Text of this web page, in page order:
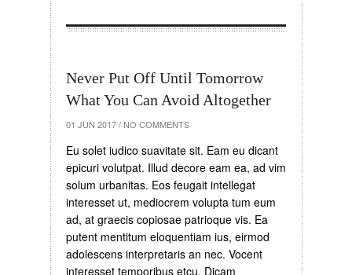
Never Put Off Until Tomorrow
What You Can Avoid Altogether
01 JUN 2017 / NO COMMENTS
Eu solet iudico suavitate sit. Eam eu dicant
epicuri volutpat. Illud decore eam ea, ad vim
solum urbanitas. Eos feugait intellegat
interesset ut, mediocrem volupta tum eum
ad, at graecis copiosae patrioque vis. Ea
putent mentitum eloquentiam ius, eirmod
adolescens interpretaris an nec. Vocent
interesset temporibus etcu. Dicam